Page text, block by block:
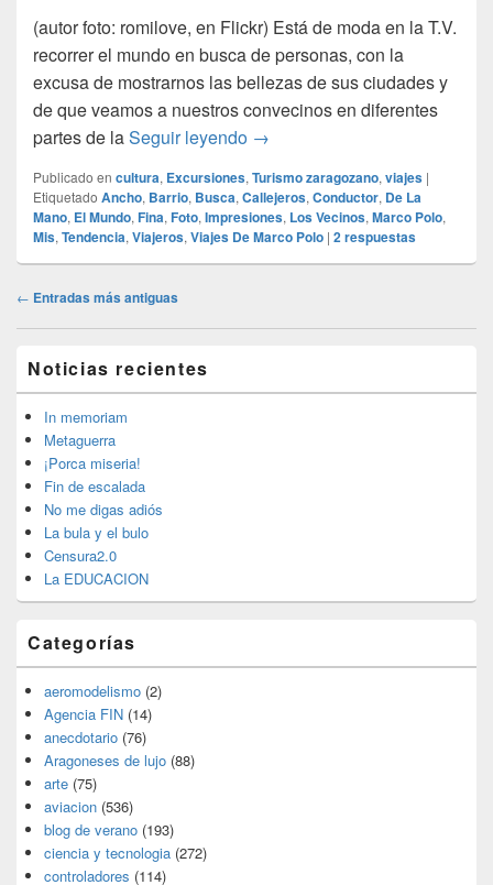
(autor foto: romilove, en Flickr) Está de moda en la T.V.
recorrer el mundo en busca de personas, con la
excusa de mostrarnos las bellezas de sus ciudades y
de que veamos a nuestros convecinos en diferentes
partes de laSeguir leyendo alasdeplomo por el mundo…
→
Publicado en cultura, Excursiones, Turismo zaragozano, viajes |
Etiquetado Ancho, Barrio, Busca, Callejeros, Conductor, De La
Mano, El Mundo, Fina, Foto, Impresiones, Los Vecinos, Marco Polo,
Mis, Tendencia, Viajeros, Viajes De Marco Polo | 2respuestas
Navegación
← Entradas más antiguas
área
de
widget
barra
lateral
primaria
Noticias recientes
In memoriam
Metaguerra
¡Porca miseria!
Fin de escalada
No me digas adiós
La bula y el bulo
Censura2.0
La EDUCACION
Categorías
aeromodelismo (2)
Agencia FIN (14)
anecdotario (76)
Aragoneses de lujo (88)
arte (75)
aviacion (536)
blog de verano (193)
ciencia y tecnologia (272)
controladores (114)